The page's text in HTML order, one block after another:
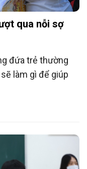
qua nỗi sợ
đứa trẻ thường
làm gì để giúp